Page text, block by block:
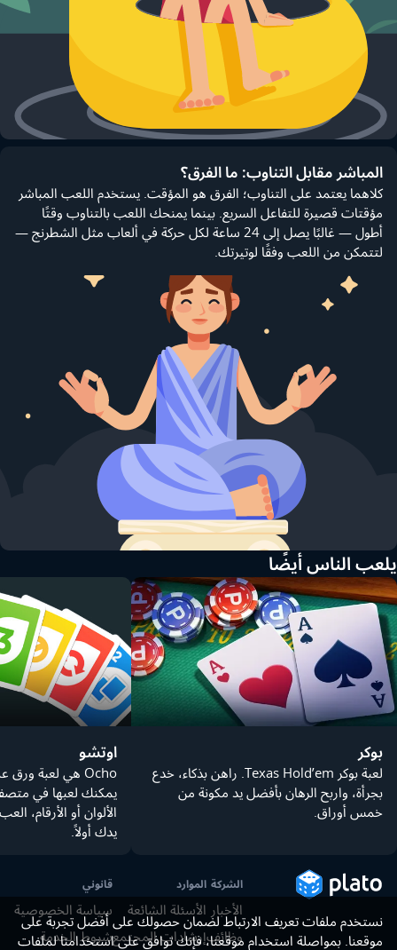
المباشر مقابل التناوب: ما الفرق؟
كلاهما يعتمد على التناوب؛ الفرق هو المؤقت. يستخدم اللعب المباشر
مؤقتات قصيرة للتفاعل السريع. بينما يمنحك اللعب بالتناوب وقتًا
أطول — غالبًا يصل إلى 24 ساعة لكل حركة في ألعاب مثل الشطرنج —
لتتمكن من اللعب وفقًا لوتيرتك.
يلعب الناس أيضًا
بوكر
لعبة بوكر Texas Hold’em. راهن بذكاء، خدع
بجرأة، واربح الرهان بأفضل يد مكونة من
خمس أوراق.
اوتشو
يمكنك لعبها في
الألوان أو الأرقام،
يدك أولاً.
الشركة
الأخبار
وظائف
الموارد
الأسئلة الشائعة
إرشادات المجتمع
قانوني
سياسة الخصوصية
شروط الخدمة
نستخدم ملفات تعريف الارتباط لضمان حصولك على أفضل تجربة على
موقعنا. بمواصلة استخدام موقعنا، فإنك توافق على استخدامنا لملفات